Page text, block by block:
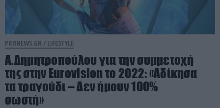
PRONEWS.GR / LIFESTYLE
Α.Δημητροπούλου για την συμμετοχή
της στην Eurovision το 2022: «Αδίκησα
τα τραγούδι – Δεν ήμουν 100%
σωστή»